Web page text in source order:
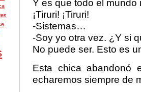
Y es que todo el mundo
¡Tiruri! ¡Tiruri!
-Sistemas…
-Soy yo otra vez. ¿Y si
No puede ser. Esto es
Esta chica abandonó
echaremos siempre de